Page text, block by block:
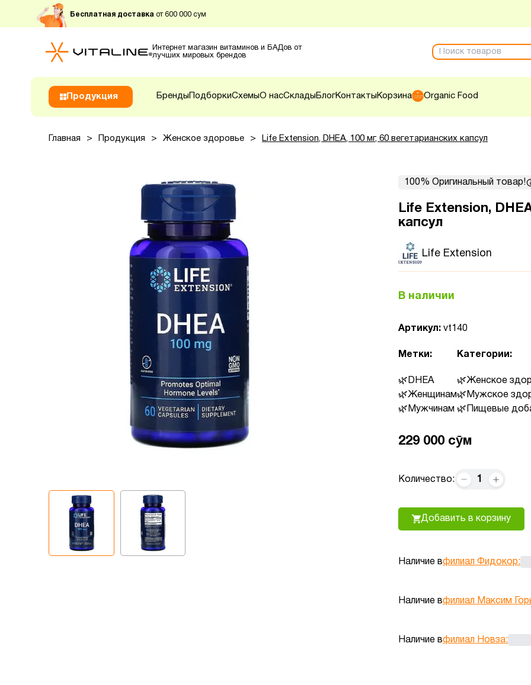
Бесплатная доставка от 600 000 сум
Интернет магазин витаминов и БАДов от
лучших мировых брендов
Продукция Бренды ПодборкиСхемыО насСклады БлогКонтакты Корзина Organic Food
Главная > Продукция > Женское здоровье > Life Extension, DHEA, 100 мг, 60 вегетарианских капсул
100% Оригинальный товар!
Life Extension,
капсул
Life Extension
В наличии
Артикул: vt140
Метки:
DHEA
Женщинам
Мужчинам
Категории:
Женское
Мужское
Пищевые
229 000 сӯм
Количество: 1
Добавить в корзину
Наличие вфилиал Фидокор:
Наличие вфилиал Максим
Наличие вфилиал Новза: